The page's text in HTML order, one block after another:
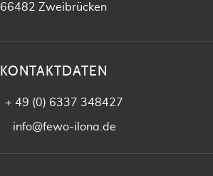
66482 Zweibrücken
KONTAKTDATEN
+ 49 (0) 6337 348427
info@fewo-ilona.de